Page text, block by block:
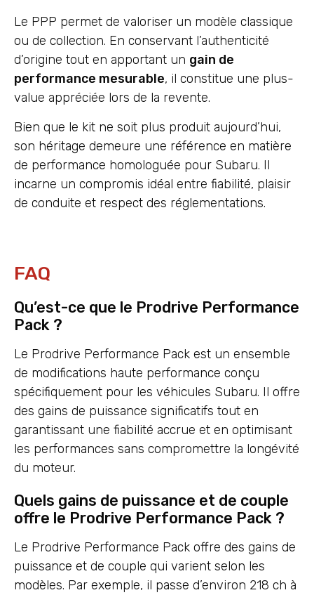
Le PPP permet de valoriser un modèle classique
ou de collection. En conservant l’authenticité
d’origine tout en apportant un gain de
performance mesurable, il constitue une plus-
value appréciée lors de la revente.
Bien que le kit ne soit plus produit aujourd’hui,
son héritage demeure une référence en matière
de performance homologuée pour Subaru. Il
incarne un compromis idéal entre fiabilité, plaisir
de conduite et respect des réglementations.
FAQ
Qu’est-ce que le Prodrive Performance
Pack ?
Le Prodrive Performance Pack est un ensemble
de modifications haute performance conçu
spécifiquement pour les véhicules Subaru. Il offre
des gains de puissance significatifs tout en
garantissant une fiabilité accrue et en optimisant
les performances sans compromettre la longévité
du moteur.
Quels gains de puissance et de couple
offre le Prodrive Performance Pack ?
Le Prodrive Performance Pack offre des gains de
puissance et de couple qui varient selon les
modèles. Par exemple, il passe d’environ 218 ch à